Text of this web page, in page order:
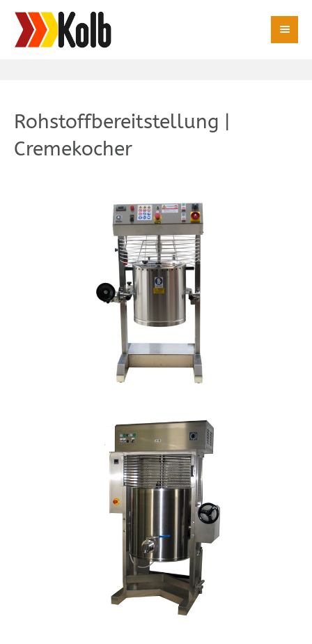
Rohstoffbereitstellung |
Cremekocher
Cremekocher De Danieli
WEITERLESEN …
Cremekocher Korü_mat S
WEITERLESEN …